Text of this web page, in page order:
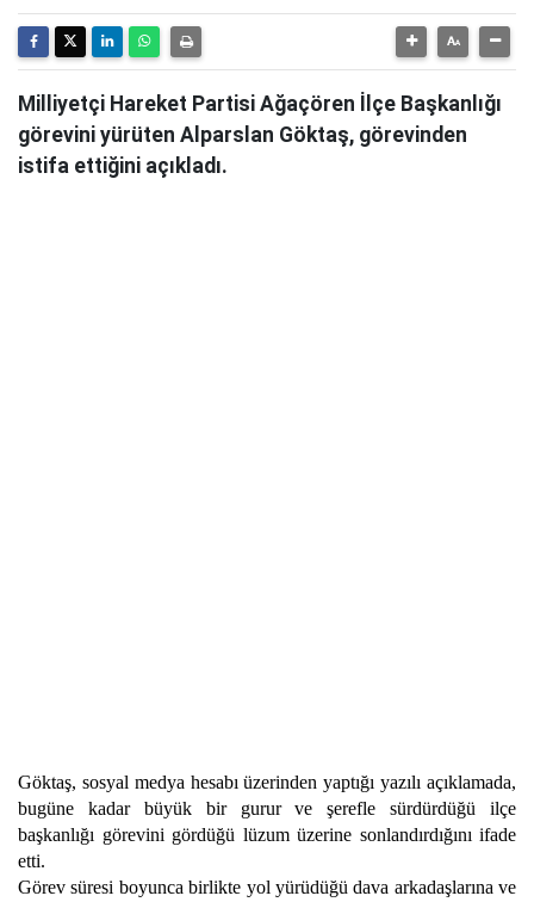
Milliyetçi Hareket Partisi Ağaçören İlçe Başkanlığı
görevini yürüten Alparslan Göktaş, görevinden
istifa ettiğini açıkladı.
Göktaş, sosyal medya hesabı üzerinden yaptığı yazılı açıklamada,
bugüne kadar büyük bir gurur ve şerefle sürdürdüğü ilçe
başkanlığı görevini gördüğü lüzum üzerine sonlandırdığını ifade
etti.
Görev süresi boyunca birlikte yol yürüdüğü dava arkadaşlarına ve